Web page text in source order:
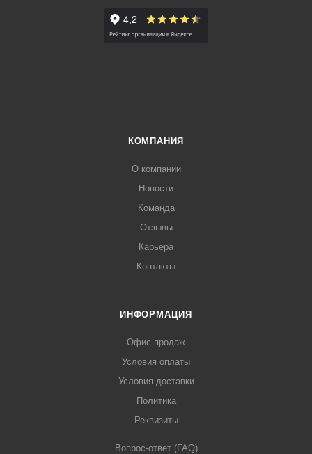
КОМПАНИЯ
О компании
Новости
Команда
Отзывы
Карьера
Контакты
ИНФОРМАЦИЯ
Офис продаж
Условия оплаты
Условия доставки
Политика
Реквизиты
Вопрос-ответ (FAQ)